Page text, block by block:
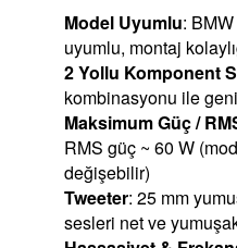
Model Uyumlu:
uyumlu, montaj
2 Yollu Komponent
kombinasyonu ile
Maksimum Güç /
RMS güç ~ 60 W
değişebilir)
Tweeter: 25 mm
sesleri net ve